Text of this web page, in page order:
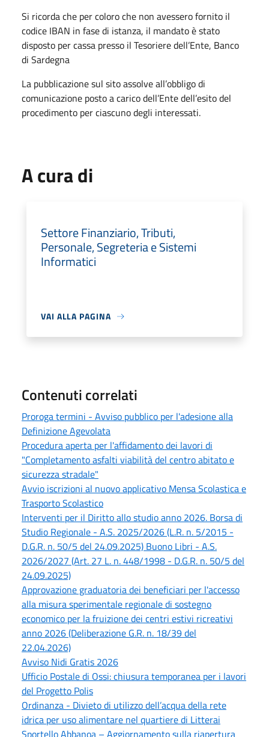
Si ricorda che per coloro che non avessero fornito il
codice IBAN in fase di istanza, il mandato è stato
disposto per cassa presso il Tesoriere dell’Ente, Banco
di Sardegna
La pubblicazione sul sito assolve all’obbligo di
comunicazione posto a carico dell’Ente dell’esito del
procedimento per ciascuno degli interessati.
A cura di
Settore Finanziario, Tributi,
Personale, Segreteria e Sistemi
Informatici
VAI ALLA PAGINA
Contenuti correlati
Proroga termini - Avviso pubblico per l'adesione alla
Definizione Agevolata
Procedura aperta per l'affidamento dei lavori di
"Completamento asfalti viabilità del centro abitato e
sicurezza stradale"
Avvio iscrizioni al nuovo applicativo Mensa Scolastica e
Trasporto Scolastico
Interventi per il Diritto allo studio anno 2026. Borsa di
Studio Regionale - A.S. 2025/2026 (L.R. n. 5/2015 -
D.G.R. n. 50/5 del 24.09.2025) Buono Libri - A.S.
2026/2027 (Art. 27 L. n. 448/1998 - D.G.R. n. 50/5 del
24.09.2025)
Approvazione graduatoria dei beneficiari per l'accesso
alla misura sperimentale regionale di sostegno
economico per la fruizione dei centri estivi ricreativi
anno 2026 (Deliberazione G.R. n. 18/39 del
22.04.2026)
Avviso Nidi Gratis 2026
Ufficio Postale di Ossi: chiusura temporanea per i lavori
del Progetto Polis
Ordinanza - Divieto di utilizzo dell’acqua della rete
idrica per uso alimentare nel quartiere di Litterai
Sportello Abbanoa – Aggiornamento sulla riapertura